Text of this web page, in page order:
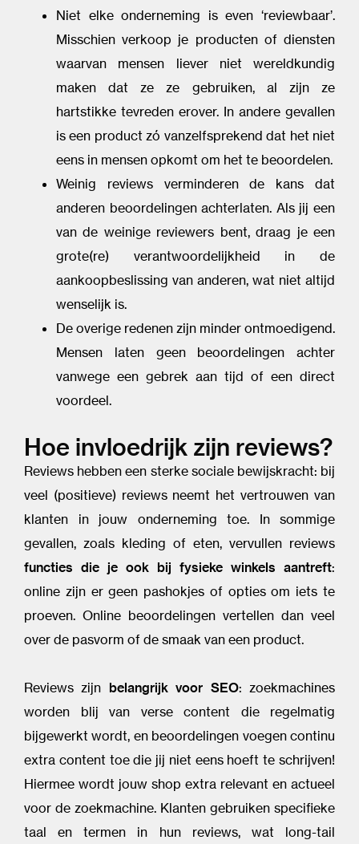
Niet elke onderneming is even ‘reviewbaar’.
Misschien verkoop je producten of diensten
waarvan mensen liever niet wereldkundig
maken dat ze ze gebruiken, al zijn ze
hartstikke tevreden erover. In andere gevallen
is een product zó vanzelfsprekend dat het niet
eens in mensen opkomt om het te beoordelen.
Weinig reviews verminderen de kans dat
anderen beoordelingen achterlaten. Als jij een
van de weinige reviewers bent, draag je een
grote(re) verantwoordelijkheid in de
aankoopbeslissing van anderen, wat niet altijd
wenselijk is.
De overige redenen zijn minder ontmoedigend.
Mensen laten geen beoordelingen achter
vanwege een gebrek aan tijd of een direct
voordeel.
Hoe invloedrijk zijn reviews?
Reviews hebben een sterke sociale bewijskracht: bij
veel (positieve) reviews neemt het vertrouwen van
klanten in jouw onderneming toe. In sommige
gevallen, zoals kleding of eten, vervullen reviews
functies die je ook bij fysieke winkels aantreft:
online zijn er geen pashokjes of opties om iets te
proeven. Online beoordelingen vertellen dan veel
over de pasvorm of de smaak van een product.
Reviews zijn belangrijk voor SEO: zoekmachines
worden blij van verse content die regelmatig
bijgewerkt wordt, en beoordelingen voegen continu
extra content toe die jij niet eens hoeft te schrijven!
Hiermee wordt jouw shop extra relevant en actueel
voor de zoekmachine. Klanten gebruiken specifieke
taal en termen in hun reviews, wat long-tail